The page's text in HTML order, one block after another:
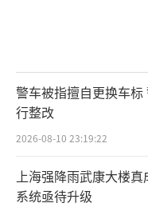
警车被指擅自更换车标
行整改
2026-08-10 23:19:22
上海强降雨武康大楼
系统亟待升级